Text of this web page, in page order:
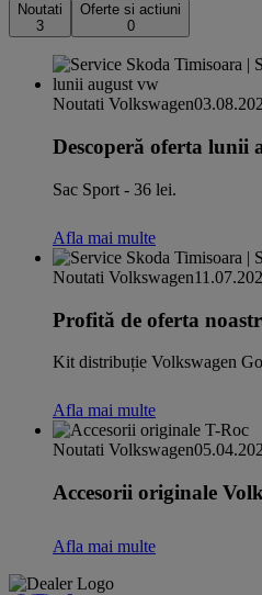
Noutati
3
Oferte si actiuni
0
Noutati Volkswagen
Descoperă oferta lunii
Sac Sport - 36 lei.
Afla mai multe
Noutati Volkswagen
Profită de oferta
Kit distribuție Volkswagen
Afla mai multe
Noutati Volkswagen
Accesorii originale
Afla mai multe